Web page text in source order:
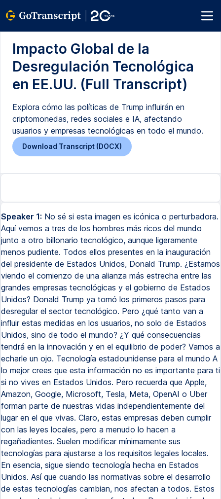
Impacto Global de la
Desregulación Tecnológica
en EE.UU. (Full Transcript)
Explora cómo las políticas de Trump influirán en
criptomonedas, redes sociales e IA, afectando
usuarios y empresas tecnológicas en todo el mundo.
Download Transcript (DOCX)
Speaker 1: No sé si esta imagen es icónica o perturbadora.
Aquí vemos a tres de los hombres más ricos del mundo
junto a otro billonario tecnológico, aunque ligeramente
menos pudiente. Todos ellos presentes en la inauguración
del presidente de Estados Unidos, Donald Trump. ¿Estamos
viendo el comienzo de una alianza más estrecha entre las
grandes empresas tecnológicas y el gobierno de Estados
Unidos? Donald Trump ya tomó los primeros pasos para
desregular el sector tecnológico. Pero ¿qué tanto van a
influir estas medidas en los usuarios, no solo de Estados
Unidos, sino de todo el mundo? ¿Y qué consecuencias
tendrá en la innovación y en el equilibrio de poder? Vamos a
echarle un ojo. Tecnología estadounidense para el mundo A
lo mejor crees que esta información no es importante para ti
si no vives en Estados Unidos. Pero recuerda que Apple,
Amazon, Google, Microsoft, Tesla, Meta, OpenAI o Uber
forman parte de nuestras vidas independientemente del
lugar en el que vivas. Claro, estas empresas deben cumplir
con las leyes locales, pero a menudo lo hacen a
regañadientes. Suelen modificar mínimamente sus
tecnologías para ajustarse a los requisitos legales locales.
En esencia, sigue siendo tecnología hecha en Estados
Unidos. Así que cuando las normativas sobre el desarrollo
de estas tecnologías cambian, nos afectan a todos. Estos